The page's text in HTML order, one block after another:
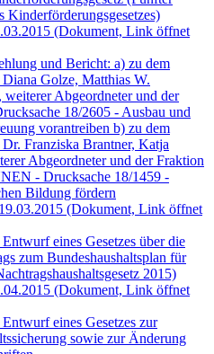
Kinderförderungsgesetzes)
(Dokument, Link öffnet
und Bericht: a) zu dem
Golze, Matthias W.
Abgeordneter und der
18/2605 - Ausbau und
vorantreiben b) zu dem
Franziska Brantner, Katja
Abgeordneter und der Fraktion
- Drucksache 18/1459 -
Bildung fördern
(Dokument, Link öffnet
eines Gesetzes über die
zum Bundeshaushaltsplan für
2015)
(Dokument, Link öffnet
eines Gesetzes zur
sowie zur Änderung